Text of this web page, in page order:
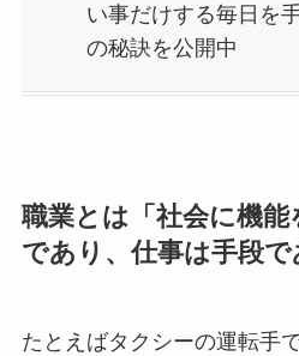
い事だけする毎日を
の秘訣を公開中
職業とは「社会に機能
であり、仕事は手段で
たとえばタクシーの運転手